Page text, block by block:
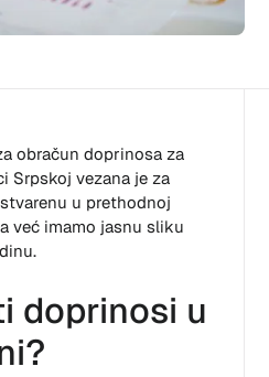
obračun doprinosa za
Srpskoj vezana je za
u prethodnoj
već imamo jasnu sliku
doprinosi u